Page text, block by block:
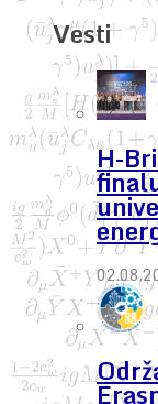
Vesti
H-